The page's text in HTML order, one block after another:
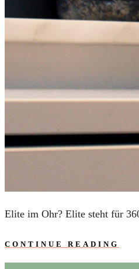
FOTOS UND
Elite im Ohr? Elite steht für
CONTINUE READING